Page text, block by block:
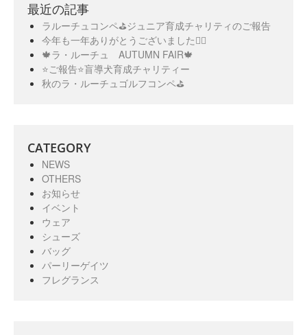
最近の記事
ラルーチュコンペ⛳️ジュニア育成チャリティのご報告
今年も一年ありがとうございました🙇‍♀️
🍁ラ・ルーチュ AUTUMN FAIR🍁
⭐️ご報告⭐️盲導犬育成チャリティー
秋のラ・ルーチュゴルフコンペ⛳️
CATEGORY
NEWS
OTHERS
お知らせ
イベント
ウェア
シューズ
バッグ
パーリーゲイツ
フレグランス